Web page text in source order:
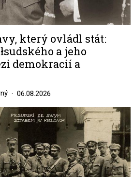
který ovládl stát:
a jeho
demokracií a
06.08.2026